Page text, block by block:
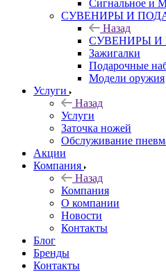
Сигнальное и
СУВЕНИРЫ И
Назад
СУВЕНИРЫ И
Зажигалки
Подарочные
Модели оружия
Услуги
Назад
Услуги
Заточка ножей
Обслуживание
Акции
Компания
Назад
Компания
О компании
Новости
Контакты
Блог
Бренды
Контакты